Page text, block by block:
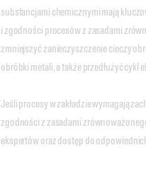
substancjami chemicznymi mają
i zgodności procesów z zasadami
zmniejszyć zanieczyszczenie cieczy
obróbki metali, a także przedłużyć cykl
Jeśli procesy w zakładzie wymagają
zgodności z zasadami
ekspertów oraz dostęp do